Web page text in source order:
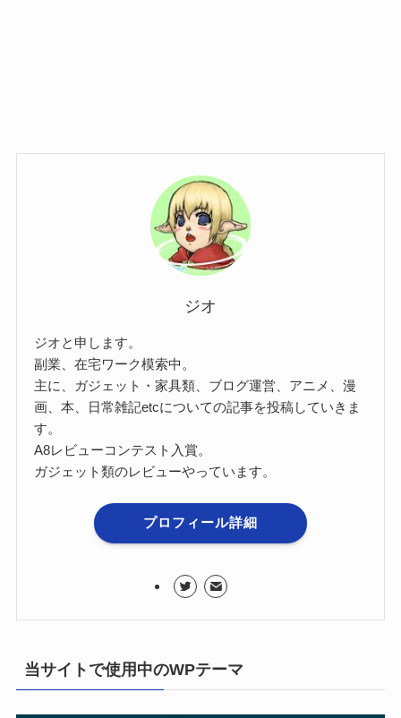
ジオ
ジオと申します。
副業、在宅ワーク模索中。
主に、ガジェット・家具類、ブログ運営、アニメ、漫
画、本、日常雑記etcについての記事を投稿していきま
す。
A8レビューコンテスト入賞。
ガジェット類のレビューやっています。
プロフィール詳細
当サイトで使用中のWPテーマ